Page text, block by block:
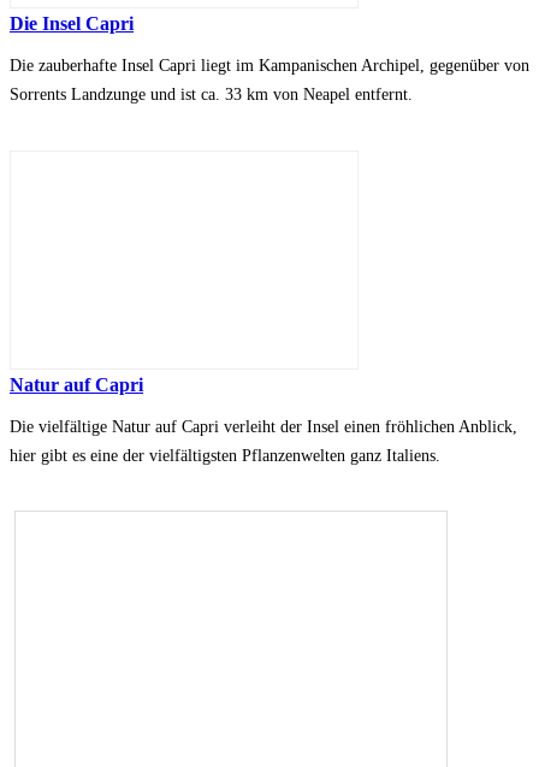
Die Insel Capri
Die zauberhafte Insel Capri liegt im Kampanischen Archipel, gegenüber von
Sorrents Landzunge und ist ca. 33 km von Neapel entfernt.
Natur auf Capri
Die vielfältige Natur auf Capri verleiht der Insel einen fröhlichen Anblick,
hier gibt es eine der vielfältigsten Pflanzenwelten ganz Italiens.